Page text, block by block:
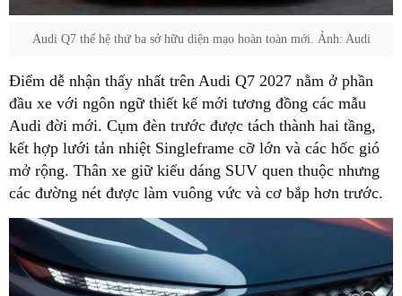
Audi Q7 thế hệ thứ ba sở hữu diện mạo hoàn toàn mới. Ảnh: Audi
Điểm dễ nhận thấy nhất trên Audi Q7 2027 nằm ở phần
đầu xe với ngôn ngữ thiết kế mới tương đồng các mẫu
Audi đời mới. Cụm đèn trước được tách thành hai tầng,
kết hợp lưới tản nhiệt Singleframe cỡ lớn và các hốc gió
mở rộng. Thân xe giữ kiểu dáng SUV quen thuộc nhưng
các đường nét được làm vuông vức và cơ bắp hơn trước.